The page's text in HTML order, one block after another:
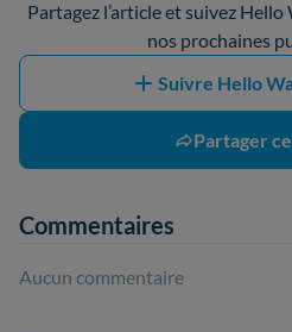
Partagez l’article et suivez
nos prochaines
Suivre Hello
Partager
Commentaires
Aucun commentaire